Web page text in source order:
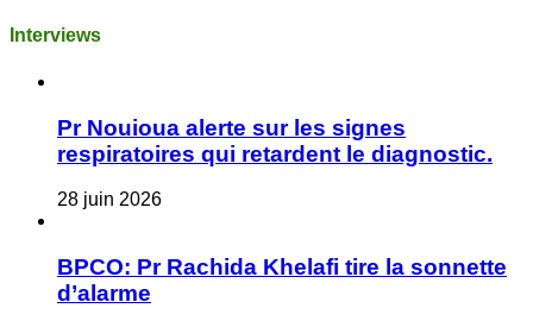
Interviews
Pr Nouioua alerte sur les signes
respiratoires qui retardent le diagnostic.
28 juin 2026
BPCO: Pr Rachida Khelafi tire la sonnette
d’alarme